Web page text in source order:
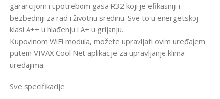
garancijom i upotrebom gasa R32 koji je efikasniji i
bezbedniji za rad i životnu sredinu. Sve to u energetskoj
klasi A++ u hlađenju i A+ u grijanju.
Kupovinom WiFi modula, možete upravljati ovim uređajem
putem VIVAX Cool Net aplikacije za upravljanje klima
uređajima.
Sve specifikacije